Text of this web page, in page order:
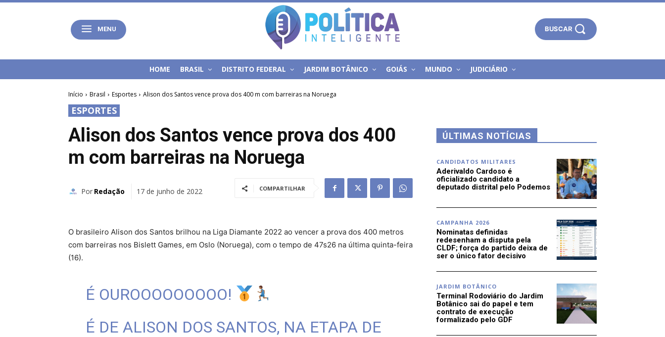
MENU BUSCAR
HOME BRASIL DISTRITO FEDERAL JARDIM BOTÂNICO GOIÁS MUNDO JUDICIÁRIO
Início Brasil Esportes Alison dos Santos vence prova dos 400 m com barreiras na Noruega
ESPORTES
Alison dos Santos vence prova dos 400
m com barreiras na Noruega
Por Redação 17 de junho de 2022 COMPARTILHAR
O brasileiro Alison dos Santos brilhou na Liga Diamante 2022 ao vencer a prova dos 400 metros
com barreiras nos Bislett Games, em Oslo (Noruega), com o tempo de 47s26 na última quinta-feira
(16).
É OUROOOOOOOOO!
É DE ALISON DOS SANTOS, NA ETAPA DE
ÚLTIMAS NOTÍCIAS
CANDIDATOS MILITARES
Aderivaldo Cardoso é
oficializado candidato a
deputado distrital pelo Podemos
CAMPANHA 2026
Nominatas definidas
redesenham a disputa pela
CLDF; força do partido deixa de
ser o único fator decisivo
JARDIM BOTÂNICO
Terminal Rodoviário do Jardim
Botânico sai do papel e tem
contrato de execução
formalizado pelo GDF